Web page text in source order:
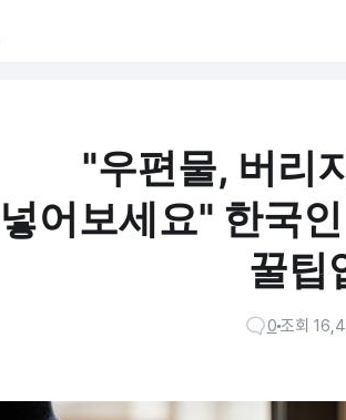
"우편물, 버리
넣어보세요" 한국
꿀팁
0조회